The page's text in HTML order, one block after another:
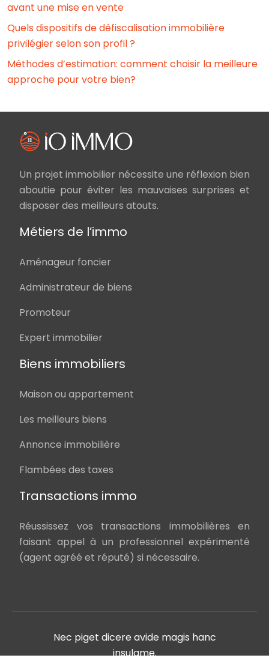
avant une mise en vente
Quels dispositifs de défiscalisation immobilière
privilégier selon son profil ?
Méthodes d’estimation: comment choisir la meilleure
approche pour votre bien?
Un projet immobilier nécessite une réflexion bien
aboutie pour éviter les mauvaises surprises et
disposer des meilleurs atouts.
Métiers de l’immo
Aménageur foncier
Administrateur de biens
Promoteur
Expert immobilier
Biens immobiliers
Maison ou appartement
Les meilleurs biens
Annonce immobilière
Flambées des taxes
Transactions immo
Réussissez vos transactions immobilières en
faisant appel à un professionnel expérimenté
(agent agréé et réputé) si nécessaire.
Nec piget dicere avide magis hanc
insulame.